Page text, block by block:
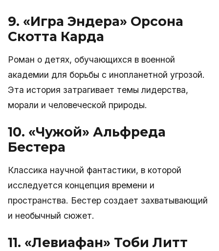
9. «Игра Эндера» Орсона
Скотта Карда
Роман о детях, обучающихся в военной
академии для борьбы с инопланетной угрозой.
Эта история затрагивает темы лидерства,
морали и человеческой природы.
10. «Чужой» Альфреда
Бестера
Классика научной фантастики, в которой
исследуется концепция времени и
пространства. Бестер создает захватывающий
и необычный сюжет.
11. «Левиафан» Тоби Литт